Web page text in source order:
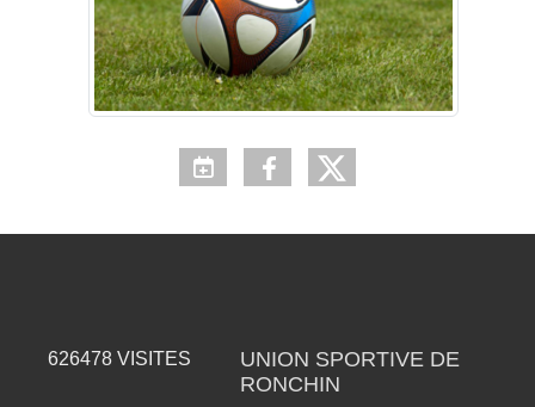
626478 VISITES
UNION SPORTIVE DE
RONCHIN